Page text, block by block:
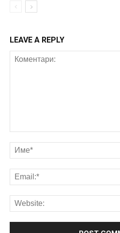
LEAVE A REPLY